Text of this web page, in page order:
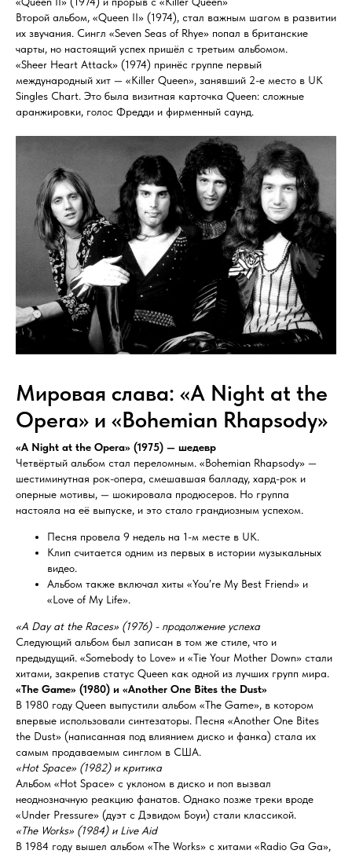
Второй альбом, «Queen II» (1974), стал важным шагом в развитии
их звучания. Сингл «Seven Seas of Rhye» попал в британские
чарты, но настоящий успех пришёл с третьим альбомом.
«Sheer Heart Attack» (1974) принёс группе первый
международный хит — «Killer Queen», занявший 2-е место в UK
Singles Chart. Это была визитная карточка Queen: сложные
аранжировки, голос Фредди и фирменный саунд.
Мировая слава: «A Night at the
Opera» и «Bohemian Rhapsody»
«A Night at the Opera» (1975) — шедевр
Четвёртый альбом стал переломным. «Bohemian Rhapsody» —
шестиминутная рок-опера, смешавшая балладу, хард-рок и
оперные мотивы, — шокировала продюсеров. Но группа
настояла на её выпуске, и это стало грандиозным успехом.
Песня провела 9 недель на 1-м месте в UK.
Клип считается одним из первых в истории музыкальных
видео.
Альбом также включал хиты «You’re My Best Friend» и
«Love of My Life».
«A Day at the Races» (1976) - продолжение успеха
Следующий альбом был записан в том же стиле, что и
предыдущий. «Somebody to Love» и «Tie Your Mother Down» стали
хитами, закрепив статус Queen как одной из лучших групп мира.
«The Game» (1980) и «Another One Bites the Dust»
В 1980 году Queen выпустили альбом «The Game», в котором
впервые использовали синтезаторы. Песня «Another One Bites
the Dust» (написанная под влиянием диско и фанка) стала их
самым продаваемым синглом в США.
«Hot Space» (1982) и критика
Альбом «Hot Space» с уклоном в диско и поп вызвал
неоднозначную реакцию фанатов. Однако позже треки вроде
«Under Pressure» (дуэт с Дэвидом Боуи) стали классикой.
«The Works» (1984) и Live Aid
В 1984 году вышел альбом «The Works» с хитами «Radio Ga Ga»,